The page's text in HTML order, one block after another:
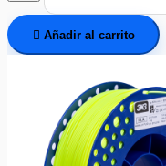
 Añadir al carrito